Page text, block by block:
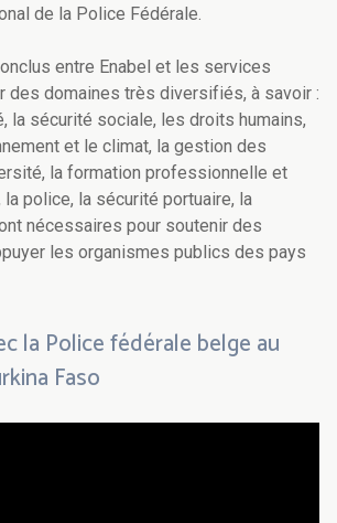
de la Police Fédérale.
entre Enabel et les services
des domaines très diversifiés, à savoir :
la sécurité sociale, les droits humains,
et le climat, la gestion des
la formation professionnelle et
la police, la sécurité portuaire, la
nécessaires pour soutenir des
les organismes publics des pays
la Police fédérale belge au
Faso